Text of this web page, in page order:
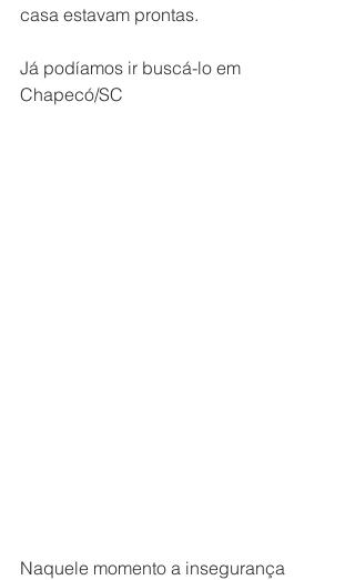
casa estavam prontas.
Já podíamos ir buscá-lo em
Chapecó/SC
Naquele momento a insegurança